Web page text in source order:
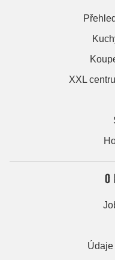
XXL
O